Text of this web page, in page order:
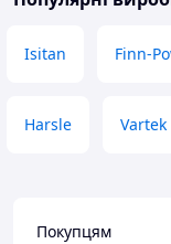
Isitan Finn-
Harsle Vartek
Покупцям